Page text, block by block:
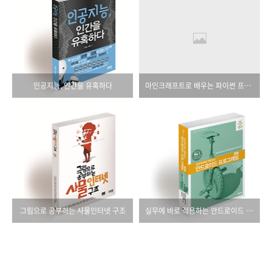
인공지능, 인간을 유혹하다 마인크래프트로 배우는 파이썬 프로그래밍
그림으로 공부하는 사물인터넷 구조 실무에 바로 적용하는 안드로이드 프로그래밍(제2판)